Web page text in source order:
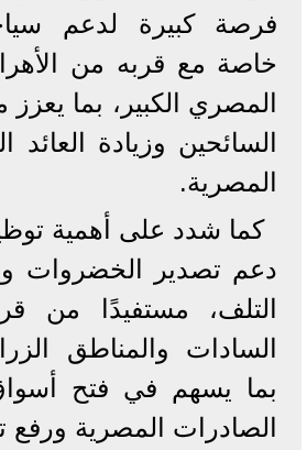
فرصة كبيرة لدعم
خاصة مع قربه من
المصري الكبير، بما
السائحين وزيادة العائد
المصرية.
كما شدد على أهمية
دعم تصدير الخضروات
التلف، مستفيدًا من
السادات والمناطق
بما يسهم في فتح
الصادرات المصرية ورفع